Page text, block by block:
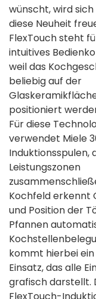
wünscht, wird
diese Neuheit
FlexTouch steht
intuitives
weil das
beliebig auf der
positioniert
Für diese
verwendet Miele
Induktionsspulen,
Leistungszonen
Kochfeld erkennt
und Position der
Pfannen
kommt hierbei
Einsatz, das alle
grafisch darstellt.